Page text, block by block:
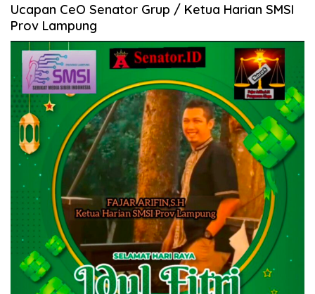
Ucapan CeO Senator Grup / Ketua Harian SMSI
Prov Lampung